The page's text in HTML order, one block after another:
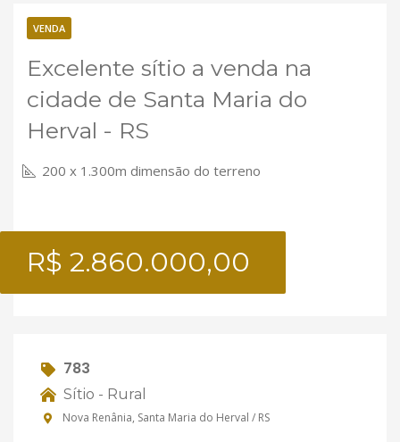
VENDA
Excelente sítio a venda na
cidade de Santa Maria do
Herval - RS
200 x 1.300m dimensão do terreno
R$ 2.860.000,00
783
Sítio - Rural
Nova Renânia, Santa Maria do Herval / RS